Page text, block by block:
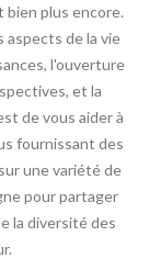
plus encore.
de la vie
l'ouverture
et la
de vous aider à
fournissant des
une variété de
pour partager
la diversité des